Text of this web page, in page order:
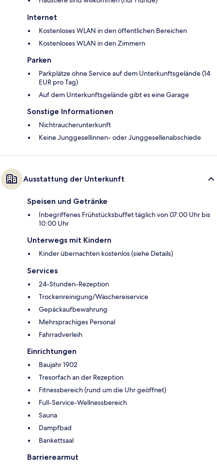
Internet
Kostenloses WLAN in den öffentlichen Bereichen
Kostenloses WLAN in den Zimmern
Parken
Parkplätze ohne Service auf dem Unterkunftsgelände (14
EUR pro Tag)
Auf dem Unterkunftsgelände gibt es eine Garage
Sonstige Informationen
Nichtraucherunterkunft
Keine Junggesellinnen- oder Junggesellenabschiede
Ausstattung der Unterkunft
Speisen und Getränke
Inbegriffenes Frühstücksbuffet täglich von 07:00 Uhr bis
10:00 Uhr
Unterwegs mit Kindern
Kinder übernachten kostenlos (siehe Details)
Services
24-Stunden-Rezeption
Trockenreinigung/Wäschereiservice
Gepäckaufbewahrung
Mehrsprachiges Personal
Fahrradverleih
Einrichtungen
Baujahr 1902
Tresorfach an der Rezeption
Fitnessbereich (rund um die Uhr geöffnet)
Full-Service-Wellnessbereich
Sauna
Dampfbad
Bankettsaal
Barrierearmut